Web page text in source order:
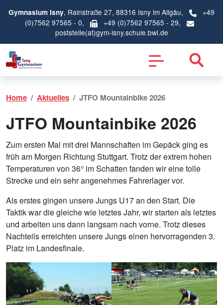
Gymnasium Isny, Rainstraße 27, 88316 Isny im Allgäu,
+49
(0)7562 97565 - 0,
+49 (0)7562 97565 - 29,
poststelle(at)gym-isny.schule.bwl.de
Home Aktuelles JTFO Mountainbike 2026
JTFO Mountainbike 2026
Zum ersten Mal mit drei Mannschaften im Gepäck ging es
früh am Morgen Richtung Stuttgart. Trotz der extrem hohen
Temperaturen von 36° im Schatten fanden wir eine tolle
Strecke und ein sehr angenehmes Fahrerlager vor.
Als erstes gingen unsere Jungs U17 an den Start. Die
Taktik war die gleiche wie letztes Jahr, wir starten als letztes
und arbeiten uns dann langsam nach vorne. Trotz dieses
Nachteils erreichten unsere Jungs einen hervorragenden 3.
Platz im Landesfinale.